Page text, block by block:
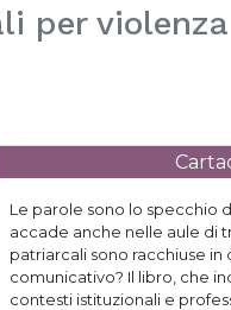
per
Le parole sono lo specchio
accade anche nelle aule di
patriarcali sono racchiuse
comunicativo? Il libro, che
contesti istituzionali e